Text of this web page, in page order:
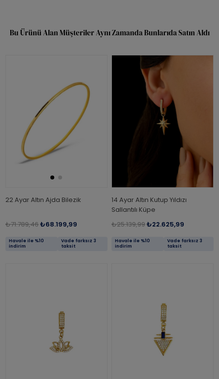
Bu Ürünü Alan Müşteriler Aynı Zamanda Bunlarıda Satın Aldı
22 Ayar Altın Ajda Bilezik
₺71.789,46₺68.199,99
Havale ile %10
indirim
Vade farksız 3
taksit
14 Ayar Altın Kutup Yıldızı
Sallantılı Küpe
₺25.139,99₺22.625,99
Havale ile %10
indirim
Vade farksız 3
taksit